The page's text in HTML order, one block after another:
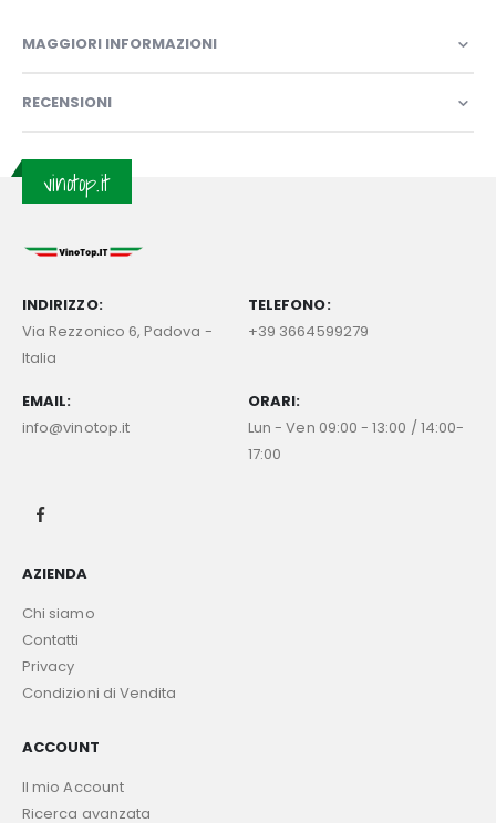
MAGGIORI INFORMAZIONI
RECENSIONI
vinotop.it
INDIRIZZO:
Via Rezzonico 6, Padova -
Italia
TELEFONO:
+39 3664599279
EMAIL:
info@vinotop.it
ORARI:
Lun - Ven 09:00 - 13:00 / 14:00-
17:00
AZIENDA
Chi siamo
Contatti
Privacy
Condizioni di Vendita
ACCOUNT
Il mio Account
Ricerca avanzata